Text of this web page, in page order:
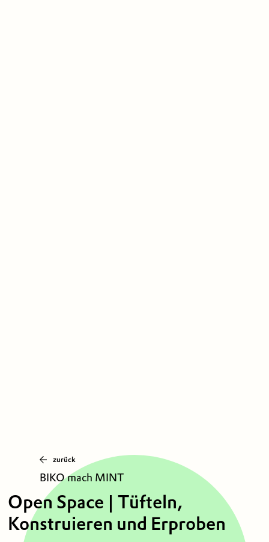
zurück
BIKO mach MINT
Open Space | Tüfteln,
Konstruieren und Erproben